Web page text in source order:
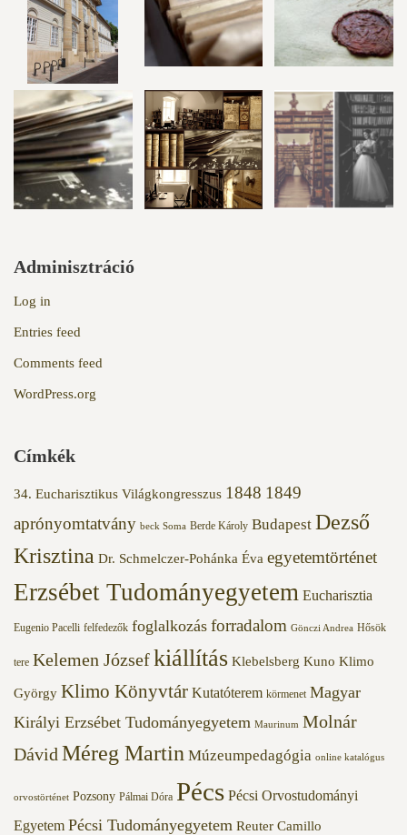
Adminisztráció
Log in
Entries feed
Comments feed
WordPress.org
Címkék
34. Eucharisztikus Világkongresszus 1848 1849
aprónyomtatvány beck Soma Berde Károly Budapest Dezső
Krisztina Dr. Schmelczer-Pohánka Éva egyetemtörténet
Erzsébet Tudományegyetem Eucharisztia
Eugenio Pacelli felfedezők foglalkozás forradalom Gönczi Andrea Hősök
tere Kelemen Józsefkiállítás Klebelsberg Kuno Klimo
György Klimo Könyvtár Kutatóterem körmenet Magyar
Királyi Erzsébet Tudományegyetem Maurinum Molnár
Dávid Méreg Martin Múzeumpedagógia online katalógus
orvostörténet Pozsony Pálmai Dóra Pécs Pécsi Orvostudományi
Egyetem Pécsi Tudományegyetem Reuter Camillo